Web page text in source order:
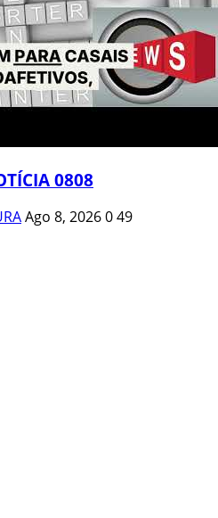
0808
Ago 8, 2026049